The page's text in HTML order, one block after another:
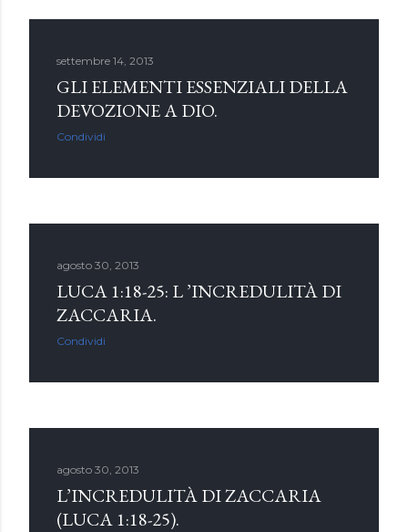
settembre 14, 2013
GLI ELEMENTI ESSENZIALI DELLA
DEVOZIONE A DIO.
Condividi
agosto 30, 2013
LUCA 1:18-25: L ’INCREDULITÀ DI
ZACCARIA.
Condividi
agosto 30, 2013
L’INCREDULITÀ DI ZACCARIA
(LUCA 1:18-25).